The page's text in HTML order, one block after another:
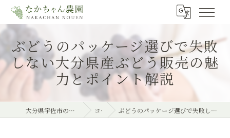
ぶどうのパッケージ選びで失敗
しない大分県産ぶどう販売の魅
力とポイント解説
大分県宇佐市のぶどうならなかちゃん農園 コラム ぶどうのパッケージ選びで失敗しない大分県産ぶどう販売の魅力とポイント解説